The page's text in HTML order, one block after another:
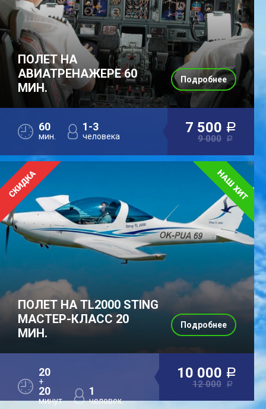
ПОЛЕТ НА
АВИАТРЕНАЖЕРЕ 60
МИН.
60
мин.
1-3
человека
7 500 a
9 000 a
Подробнее
ПОЛЕТ НА TL2000 STING
МАСТЕР-КЛАСС 20
МИН.
20
+
20
минут
1
человек
10 000 a
12 000 a
Подробнее